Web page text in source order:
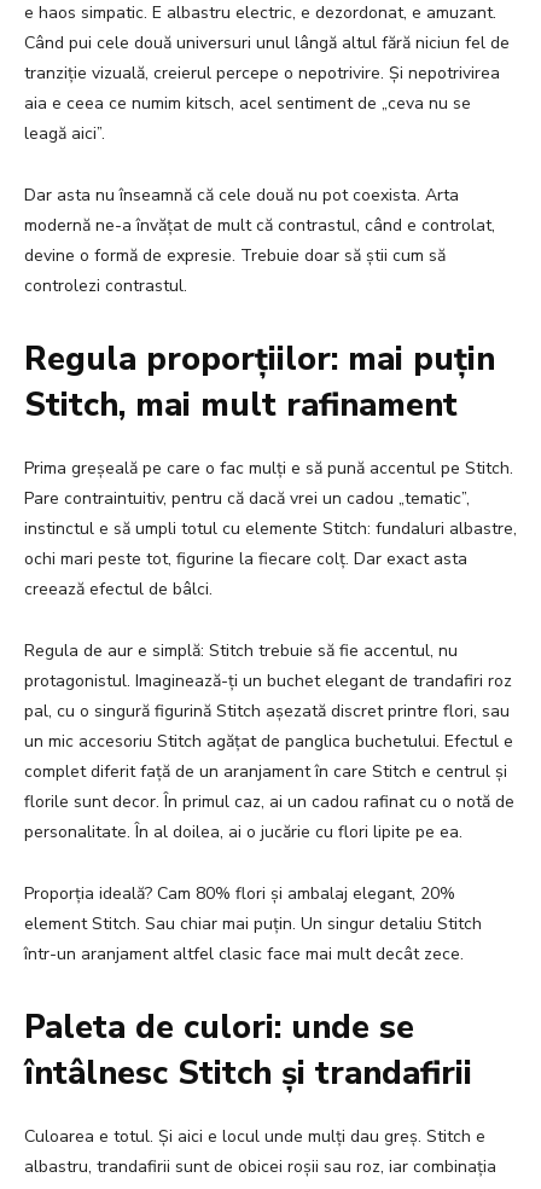
e haos simpatic. E albastru electric, e dezordonat, e amuzant.
Când pui cele două universuri unul lângă altul fără niciun fel de
tranziție vizuală, creierul percepe o nepotrivire. Și nepotrivirea
aia e ceea ce numim kitsch, acel sentiment de „ceva nu se
leagă aici”.
Dar asta nu înseamnă că cele două nu pot coexista. Arta
modernă ne-a învățat de mult că contrastul, când e controlat,
devine o formă de expresie. Trebuie doar să știi cum să
controlezi contrastul.
Regula proporțiilor: mai puțin
Stitch, mai mult rafinament
Prima greșeală pe care o fac mulți e să pună accentul pe Stitch.
Pare contraintuitiv, pentru că dacă vrei un cadou „tematic”,
instinctul e să umpli totul cu elemente Stitch: fundaluri albastre,
ochi mari peste tot, figurine la fiecare colț. Dar exact asta
creează efectul de bâlci.
Regula de aur e simplă: Stitch trebuie să fie accentul, nu
protagonistul. Imaginează-ți un buchet elegant de trandafiri roz
pal, cu o singură figurină Stitch așezată discret printre flori, sau
un mic accesoriu Stitch agățat de panglica buchetului. Efectul e
complet diferit față de un aranjament în care Stitch e centrul și
florile sunt decor. În primul caz, ai un cadou rafinat cu o notă de
personalitate. În al doilea, ai o jucărie cu flori lipite pe ea.
Proporția ideală? Cam 80% flori și ambalaj elegant, 20%
element Stitch. Sau chiar mai puțin. Un singur detaliu Stitch
într-un aranjament altfel clasic face mai mult decât zece.
Paleta de culori: unde se
întâlnesc Stitch și trandafirii
Culoarea e totul. Și aici e locul unde mulți dau greș. Stitch e
albastru, trandafirii sunt de obicei roșii sau roz, iar combinația